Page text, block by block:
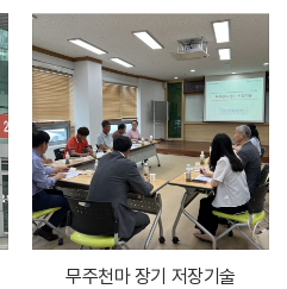
무주천마 장기 저장기술